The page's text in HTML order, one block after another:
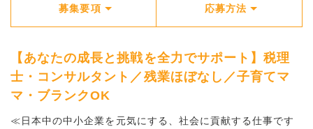
募集要項 応募方法
【あなたの成長と挑戦を全力でサポート】税理
士・コンサルタント／残業ほぼなし／子育てマ
マ・ブランクOK
≪日本中の中小企業を元気にする、社会に貢献する仕事です